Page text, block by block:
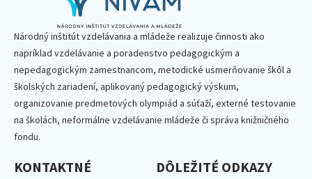
Národný inštitút vzdelávania a mládeže realizuje činnosti ako
napríklad vzdelávanie a poradenstvo pedagogickým a
nepedagogickým zamestnancom, metodické usmerňovanie škôl a
školských zariadení, aplikovaný pedagogický výskum,
organizovanie predmetových olympiád a súťaží, externé testovanie
na školách, neformálne vzdelávanie mládeže či správa knižničného
fondu.
KONTAKTNÉ
DÔLEŽITÉ ODKAZY